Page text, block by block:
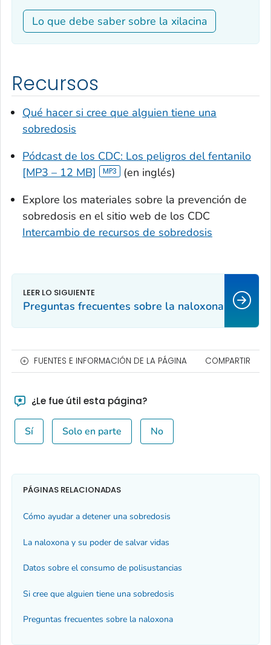
Lo que debe saber sobre la xilacina
Recursos
Qué hacer si cree que alguien tiene una
sobredosis
Pódcast de los CDC: Los peligros del fentanilo
[MP3 – 12 MB]
(en inglés)
Explore los materiales sobre la prevención de
sobredosis en el sitio web de los CDC
Intercambio de recursos de sobredosis
Preguntas frecuentes sobre la naloxona
FUENTES E INFORMACIÓN DE LA PÁGINA COMPARTIR
¿Le fue útil esta página?
Sí Solo en parte No
PÁGINAS RELACIONADAS
Cómo ayudar a detener una sobredosis
La naloxona y su poder de salvar vidas
Datos sobre el consumo de polisustancias
Si cree que alguien tiene una sobredosis
Preguntas frecuentes sobre la naloxona